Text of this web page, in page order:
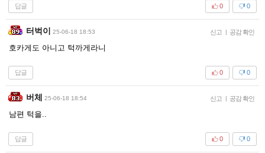
답글 0
0
터벅이 25-06-18 18:53 신고 | 공감 확인
호카게도 아니고 턱까게라니
답글 0
0
버체 25-06-18 18:54 신고 | 공감 확인
남편 턱을..
답글 0
0